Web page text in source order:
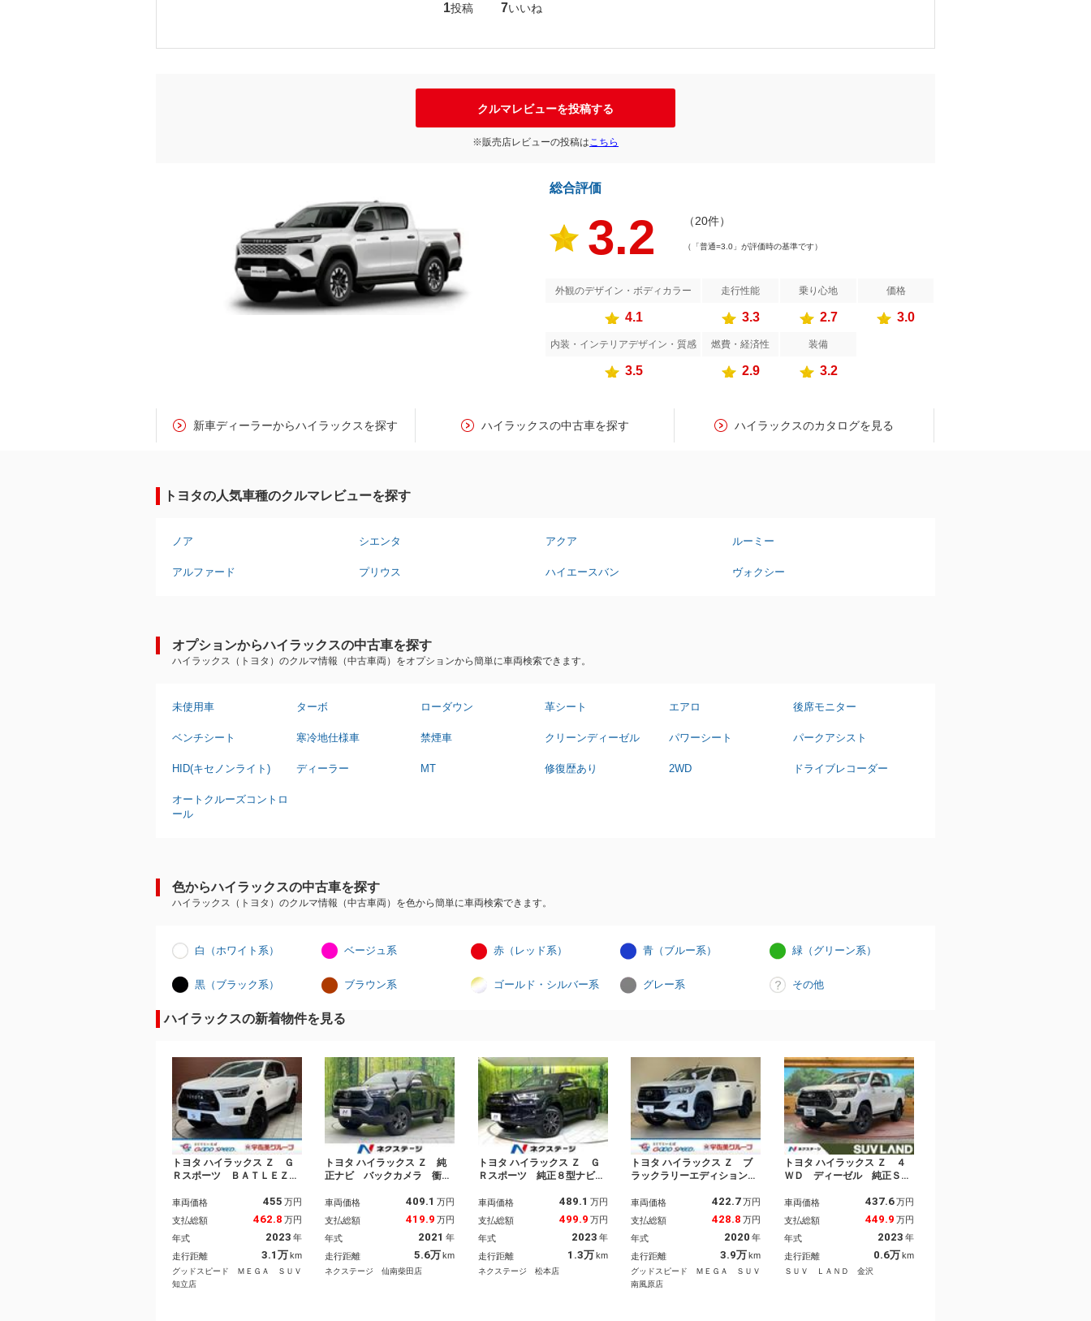
1投稿 7いいね
クルマレビューを投稿する
※販売店レビューの投稿はこちら
総合評価
3.2 （20件）
（「普通=3.0」が評価時の基準です）
外観のデザイン・ボディカラー 走行性能 乗り心地 価格
4.1 3.3 2.7 3.0
内装・インテリアデザイン・質感 燃費・経済性 装備
3.5 2.9 3.2
新車ディーラーからハイラックスを探す ハイラックスの中古車を探す ハイラックスのカタログを見る
トヨタの人気車種のクルマレビューを探す
ノア シエンタ アクア ルーミー
アルファード プリウス ハイエースバン ヴォクシー
オプションからハイラックスの中古車を探す
ハイラックス（トヨタ）のクルマ情報（中古車両）をオプションから簡単に車両検索できます。
未使用車 ターボ ローダウン 革シート エアロ 後席モニター
ベンチシート 寒冷地仕様車 禁煙車 クリーンディーゼル パワーシート パークアシスト
HID(キセノンライト) ディーラー MT 修復歴あり 2WD ドライブレコーダー
オートクルーズコントロ
ール
色からハイラックスの中古車を探す
ハイラックス（トヨタ）のクルマ情報（中古車両）を色から簡単に車両検索できます。
白（ホワイト系） ベージュ系 赤（レッド系） 青（ブルー系） 緑（グリーン系）
黒（ブラック系） ブラウン系 ゴールド・シルバー系 グレー系 その他
ハイラックスの新着物件を見る
トヨタ ハイラックス Ｚ Ｇ
Ｒスポーツ ＢＡＴＬＥＺリ
リパー／ＲＡＹＳ１７インチ
アルミ／ベッドライナー／純
正８インチディスプレイオー
ディオ／パノラミックビュー
モニター／パワーシート／コ
ーナーセンサー／ＥＴＣ
車両価格 455 万円
支払総額 462.8 万円
年式 2023 年
走行距離 3.1万km
グッドスピード ＭＥＧＡ ＳＵＶ
知立店
トヨタ ハイラックス Ｚ 純
正ナビ バックカメラ 衝突
ズ ４ＷＤ 禁煙車 ドラレ
コ ＥＴＣ フルセグＴＶ
Ｂｌｕｅｔｏｏｔｈ ＬＥＤ
ヘッド コーナーセンサー
純正１７インチアルミ ヘッ
ドライトクリーナー
車両価格 409.1 万円
支払総額 419.9 万円
年式 2021 年
走行距離 5.6万 km
ネクステージ 仙南柴田店
トヨタ ハイラックス Ｚ Ｇ
Ｒスポーツ 純正８型ナビ
ーダークルコン Ｂｌｕｅｔ
ｏｏｔｈ ＥＴＣ ＬＥＤヘ
ッド＆フォグ オートハイビ
ーム オートライト デュア
ルオートエアコン 革巻きス
テアリング パドルシフト
車両価格 489.1 万円
支払総額 499.9 万円
年式 2023 年
走行距離 1.3万km
ネクステージ 松本店
トヨタ ハイラックス Ｚ ブ
ラックラリーエディション
／トヨタセーフティセンス／
純正ナビ／フルセグＴＶ／ヒ
ルディセントコントロール／
オートライト／バックカメラ
／ＬＥＤヘッドライト／フロ
ントフォグライト／ＥＴＣ車
載器／ＥＴＣ車載器
車両価格 422.7万円
支払総額 428.8 万円
年式 2020 年
走行距離 3.9万km
グッドスピード ＭＥＧＡ ＳＵＶ
南風原店
トヨタ ハイラックス Ｚ ４
ＷＤ ディーゼル 純正ＳＤ
セーフティセンス レーダー
クルーズ 禁煙車 ドラレ
コ コーナーセンサー レー
ンキープ スマートキー Ｌ
ＥＤヘッド ＥＴＣ オート
ライト
車両価格 437.6万円
支払総額 449.9 万円
年式 2023 年
走行距離 0.6万km
ＳＵＶ ＬＡＮＤ 金沢